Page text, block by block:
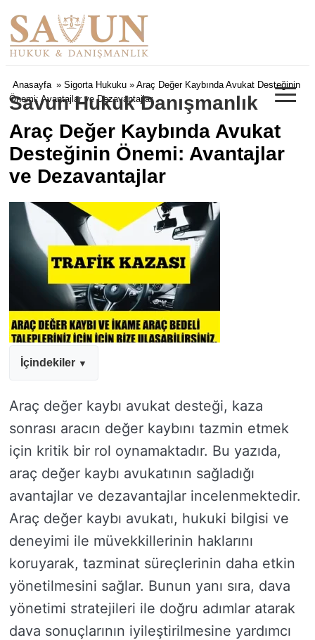
Savun Hukuk Danışmanlık ≡
Anasayfa » Sigorta Hukuku » Araç Değer Kaybında Avukat Desteğinin
Önemi: Avantajlar ve Dezavantajlar
Araç Değer Kaybında Avukat
Desteğinin Önemi: Avantajlar
ve Dezavantajlar
İçindekiler
Araç değer kaybı avukat desteği, kaza
sonrası aracın değer kaybını tazmin etmek
için kritik bir rol oynamaktadır. Bu yazıda,
araç değer kaybı avukatının sağladığı
avantajlar ve dezavantajlar incelenmektedir.
Araç değer kaybı avukatı, hukuki bilgisi ve
deneyimi ile müvekkillerinin haklarını
koruyarak, tazminat süreçlerinin daha etkin
yönetilmesini sağlar. Bunun yanı sıra, dava
yönetimi stratejileri ile doğru adımlar atarak
dava sonuçlarının iyileştirilmesine yardımcı